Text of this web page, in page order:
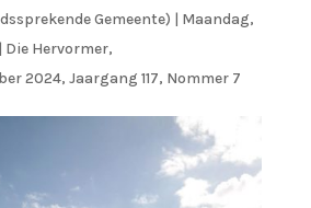
Gemeente) | Maandag,
Die Hervormer,
2024, Jaargang 117, Nommer 7